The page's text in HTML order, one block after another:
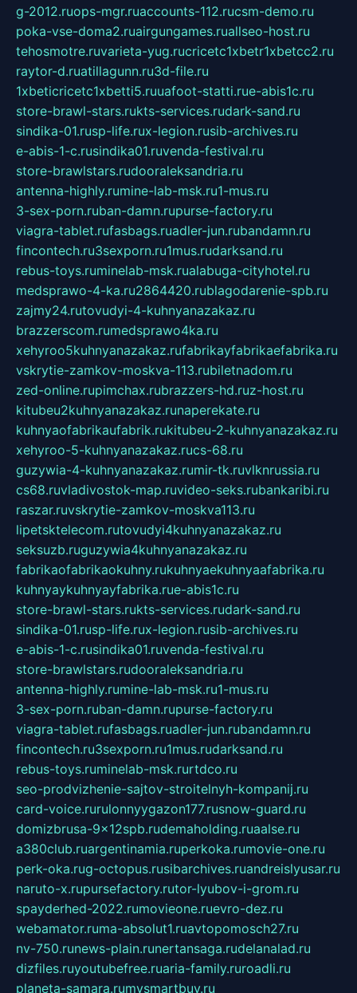
g-2012.ruops-mgr.ruaccounts-112.rucsm-demo.ru
poka-vse-doma2.ruairgungames.ruallseo-host.ru
tehosmotre.ruvarieta-yug.rucricetc1xbetr1xbetcc2.ru
raytor-d.ruatillagunn.ru3d-file.ru
1xbeticricetc1xbetti5.ruuafoot-statti.rue-abis1c.ru
store-brawl-stars.rukts-services.rudark-sand.ru
sindika-01.rusp-life.rux-legion.rusib-archives.ru
e-abis-1-c.rusindika01.ruvenda-festival.ru
store-brawlstars.rudooraleksandria.ru
antenna-highly.rumine-lab-msk.ru1-mus.ru
3-sex-porn.ruban-damn.rupurse-factory.ru
viagra-tablet.rufasbags.ruadler-jun.rubandamn.ru
fincontech.ru3sexporn.ru1mus.rudarksand.ru
rebus-toys.ruminelab-msk.rualabuga-cityhotel.ru
medsprawo-4-ka.ru2864420.rublagodarenie-spb.ru
zajmy24.rutovudyi-4-kuhnyanazakaz.ru
brazzerscom.rumedsprawo4ka.ru
xehyroo5kuhnyanazakaz.rufabrikayfabrikaefabrika.ru
vskrytie-zamkov-moskva-113.rubiletnadom.ru
zed-online.rupimchax.rubrazzers-hd.ruz-host.ru
kitubeu2kuhnyanazakaz.runaperekate.ru
kuhnyaofabrikaufabrik.rukitubeu-2-kuhnyanazakaz.ru
xehyroo-5-kuhnyanazakaz.rucs-68.ru
guzywia-4-kuhnyanazakaz.rumir-tk.ruvlknrussia.ru
cs68.ruvladivostok-map.ruvideo-seks.rubankaribi.ru
raszar.ruvskrytie-zamkov-moskva113.ru
lipetsktelecom.rutovudyi4kuhnyanazakaz.ru
seksuzb.ruguzywia4kuhnyanazakaz.ru
fabrikaofabrikaokuhny.rukuhnyaekuhnyaafabrika.ru
kuhnyaykuhnyayfabrika.rue-abis1c.ru
store-brawl-stars.rukts-services.rudark-sand.ru
sindika-01.rusp-life.rux-legion.rusib-archives.ru
e-abis-1-c.rusindika01.ruvenda-festival.ru
store-brawlstars.rudooraleksandria.ru
antenna-highly.rumine-lab-msk.ru1-mus.ru
3-sex-porn.ruban-damn.rupurse-factory.ru
viagra-tablet.rufasbags.ruadler-jun.rubandamn.ru
fincontech.ru3sexporn.ru1mus.rudarksand.ru
rebus-toys.ruminelab-msk.rurtdco.ru
seo-prodvizhenie-sajtov-stroitelnyh-kompanij.ru
card-voice.rurulonnyygazon177.rusnow-guard.ru
domizbrusa-9x12spb.rudemaholding.ruaalse.ru
a380club.ruargentinamia.ruperkoka.rumovie-one.ru
perk-oka.rug-octopus.rusibarchives.ruandreislyusar.ru
naruto-x.rupursefactory.rutor-lyubov-i-grom.ru
spayderhed-2022.rumovieone.ruevro-dez.ru
webamator.ruma-absolut1.ruavtopomosch27.ru
nv-750.runews-plain.runertansaga.rudelanalad.ru
dizfiles.ruyoutubefree.ruaria-family.ruroadli.ru
planeta-samara.rumysmartbuy.ru